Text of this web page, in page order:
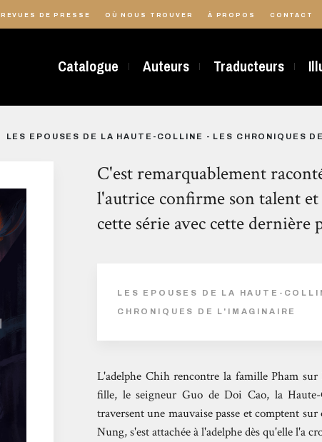
REVUES DE PRESSE OÙ NOUS TROUVER À PROPOS CONTACT
Catalogue Auteurs Traducteurs
LES EPOUSES DE LA HAUTE-COLLINE - LES CHRONIQUES
C'est remarquablement
l'autrice confirme son talent
cette série avec cette dernière
LES EPOUSES DE LA HAUTE-
CHRONIQUES DE L'IMAGINAIRE
L'adelphe Chih rencontre la famille Pham
fille, le seigneur Guo de Doi Cao, la
traversent une mauvaise passe et comptent
Nung, s'est attachée à l'adelphe dès qu'elle l'a